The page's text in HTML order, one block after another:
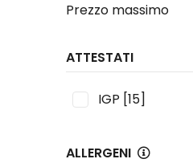
Prezzo massimo
ATTESTATI
IGP [15]
ALLERGENI